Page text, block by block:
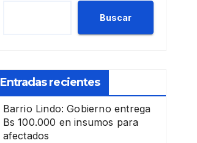
Buscar
Entradas recientes
Barrio Lindo: Gobierno entrega
Bs 100.000 en insumos para
afectados